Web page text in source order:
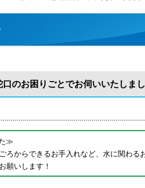
のお困りごとでお伺いいたしまし
≫
ろからできるお手入れなど、水に関わる
願いします！